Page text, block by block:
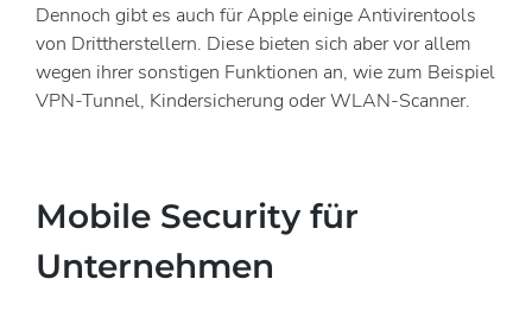
Dennoch gibt es auch für Apple einige Antivirentools
von Drittherstellern. Diese bieten sich aber vor allem
wegen ihrer sonstigen Funktionen an, wie zum Beispiel
VPN-Tunnel, Kindersicherung oder WLAN-Scanner.
Mobile Security für
Unternehmen